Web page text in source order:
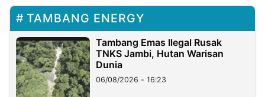
TAMBANG ENERGY
Tambang Emas Ilegal Rusak
TNKS Jambi, Hutan Warisan
Dunia
06/08/2026 - 16:23